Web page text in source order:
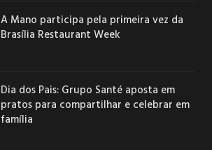
A Mano participa pela primeira vez da
Brasília Restaurant Week
Dia dos Pais: Grupo Santé aposta em
pratos para compartilhar e celebrar em
família